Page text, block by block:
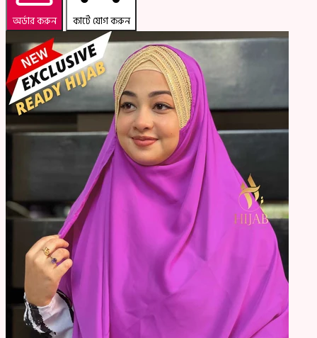
অর্ডার করুন কার্টে যোগ করুন